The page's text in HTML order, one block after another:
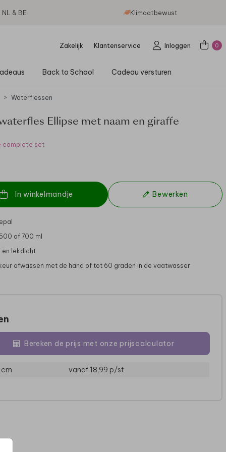
& BE Klimaatbewust
Zakelijk Klantenservice Inloggen 0
Back to School Cadeau versturen
MEPAL WATERFLES
Waterflessen
Ellipse met naam en giraffe
complete set
In winkelmandje Bewerken
of 700 ml
en lekdicht
afwassen met de hand of tot 60 graden in de vaatwasser
Bereken de prijs met onze prijscalculator
cm vanaf 18,99 p/st